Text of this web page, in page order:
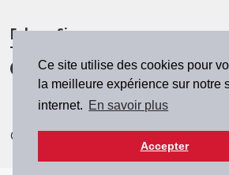
Ce site utilise des cookies pour
la meilleure expérience sur notre
internet. En savoir plus
Accepter
Folgen Sie uns
© 2026 SZH/CSPS|csps@csps.ch